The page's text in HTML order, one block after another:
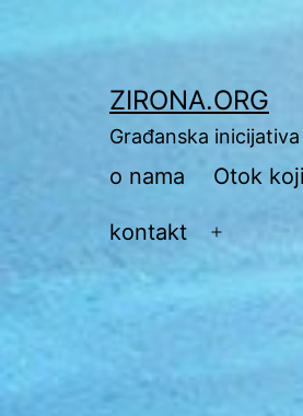
na
ZIRONA.ORG
Građanska
o nama Otok
kontakt